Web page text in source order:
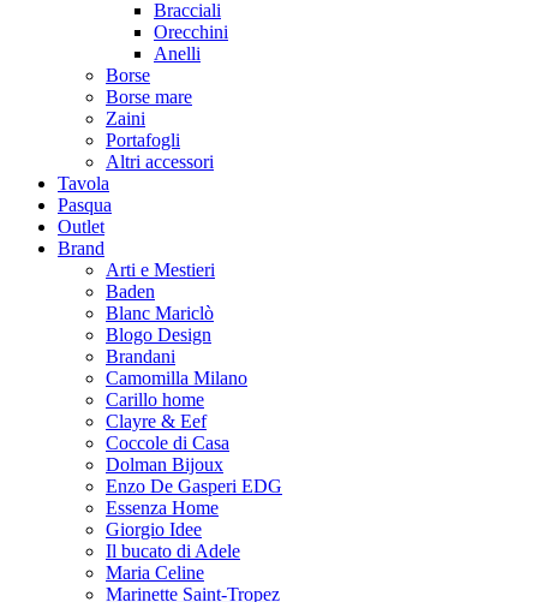
Bracciali
Orecchini
Anelli
Borse
Borse mare
Zaini
Portafogli
Altri accessori
Tavola
Pasqua
Outlet
Brand
Arti e Mestieri
Baden
Blanc Mariclò
Blogo Design
Brandani
Camomilla Milano
Carillo home
Clayre & Eef
Coccole di Casa
Dolman Bijoux
Enzo De Gasperi EDG
Essenza Home
Giorgio Idee
Il bucato di Adele
Maria Celine
Marinette Saint-Tropez